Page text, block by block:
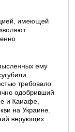
имеющей
ему
требовало
одобривший
и Каиафе,
на Украине.
верующих